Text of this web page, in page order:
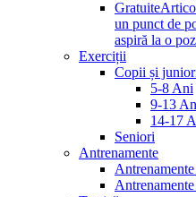
Gratuite
un punct de
aspiră la o
Exerciții
Copii și
5-8 Ani
9-13
14-17
Seniori
Antrenamente